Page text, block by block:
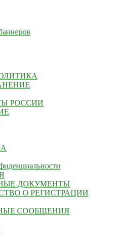
РОССИИ
ДОКУМЕНТЫ
О РЕГИСТРАЦИИ
СООБЩЕНИЯ